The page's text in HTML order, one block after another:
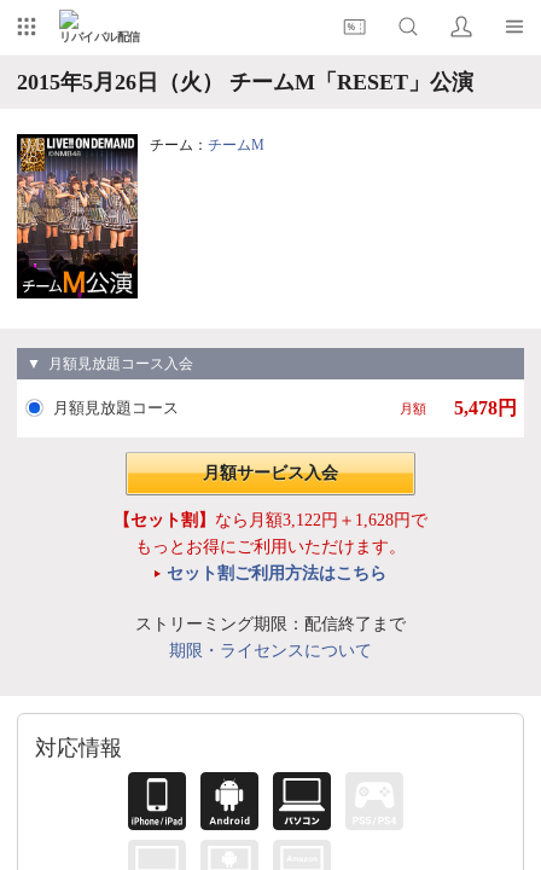
リバイバル配信
2015年5月26日（火） チームM「RESET」公演
チーム： チームM
▼ 月額見放題コース入会
月額見放題コース 月額 5,478円
月額サービス入会
【セット割】 なら月額3,122円＋1,628円で
もっとお得にご利用いただけます。
セット割ご利用方法はこちら
ストリーミング期限：配信終了まで
期限・ライセンスについて
対応情報